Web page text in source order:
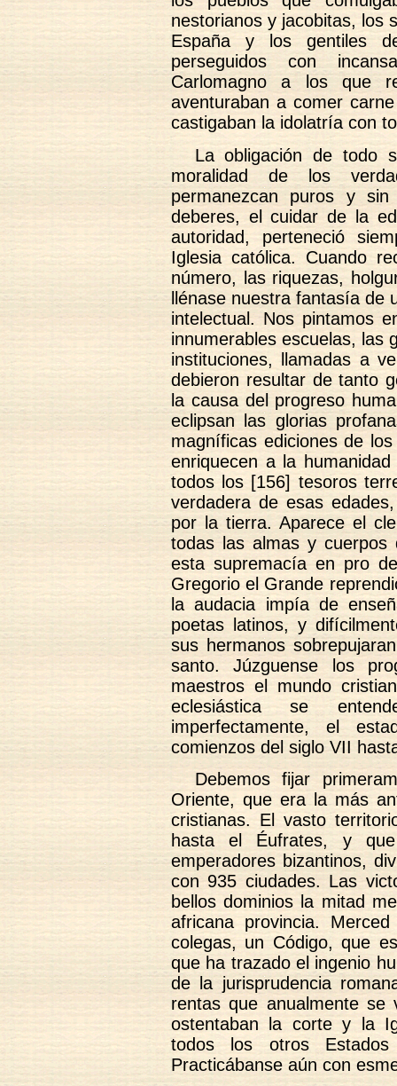
nestorianos y jacobitas, los
España y los gentiles
perseguidos con
Carlomagno a los que
aventuraban a comer
castigaban la idolatría con
La obligación de todo
moralidad de los
permanezcan puros y
deberes, el cuidar de la
autoridad, perteneció
Iglesia católica. Cuando
número, las riquezas,
llénase nuestra fantasía de
intelectual. Nos pintamos
innumerables escuelas, las
instituciones, llamadas a
debieron resultar de tanto
la causa del progreso
eclipsan las glorias
magníficas ediciones de
enriquecen a la
todos los [156] tesoros
verdadera de esas
por la tierra. Aparece el
todas las almas y
esta supremacía en pro
Gregorio el Grande
la audacia impía de
poetas latinos, y
sus hermanos
santo. Júzguense los
maestros el mundo
eclesiástica se
imperfectamente, el
comienzos del siglo VII
Debemos fijar
Oriente, que era la más
cristianas. El vasto
hasta el Éufrates, y
emperadores bizantinos,
con 935 ciudades. Las
bellos dominios la mitad
africana provincia.
colegas, un Código, que
que ha trazado el ingenio
de la jurisprudencia
rentas que anualmente
ostentaban la corte y la
todos los otros
Practicábanse aún con